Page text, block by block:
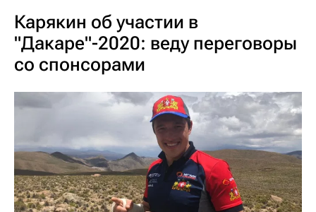
Карякин об участии в
"Дакаре"-2020: веду переговоры
со спонсорами